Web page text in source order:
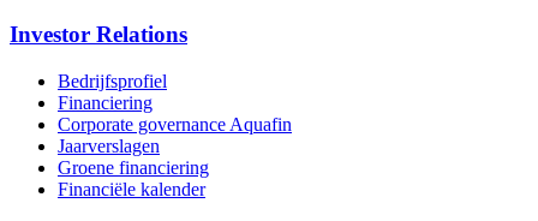
Investor Relations
Bedrijfsprofiel
Financiering
Corporate governance Aquafin
Jaarverslagen
Groene financiering
Financiële kalender